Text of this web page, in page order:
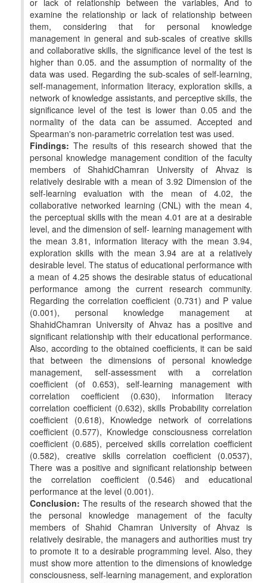
examine the relationship or lack of relationship between
them, considering that for personal knowledge
management in general and sub-scales of creative skills
and collaborative skills, the significance level of the test is
higher than 0.05. and the assumption of normality of the
data was used. Regarding the sub-scales of self-learning,
self-management, information literacy, exploration skills, a
network of knowledge assistants, and perceptive skills, the
significance level of the test is lower than 0.05 and the
normality of the data can be assumed. Accepted and
Spearman's non-parametric correlation test was used.
Findings: The results of this research showed that the
personal knowledge management condition of the faculty
members of ShahidChamran University of Ahvaz is
relatively desirable with a mean of 3.92 Dimension of the
self-learning evaluation with the mean of 4.02, the
collaborative networked learning (CNL) with the mean 4,
the perceptual skills with the mean 4.01 are at a desirable
level, and the dimension of self- learning management with
the mean 3.81, information literacy with the mean 3.94,
exploration skills with the mean 3.94 are at a relatively
desirable level. The status of educational performance with
a mean of 4.25 shows the desirable status of educational
performance among the current research community.
Regarding the correlation coefficient (0.731) and P value
(0.001), personal knowledge management at
ShahidChamran University of Ahvaz has a positive and
significant relationship with their educational performance.
Also, according to the obtained coefficients, it can be said
that between the dimensions of personal knowledge
management, self-assessment with a correlation
coefficient (of 0.653), self-learning management with
correlation coefficient (0.630), information literacy
correlation coefficient (0.632), skills Probability correlation
coefficient (0.618), Knowledge network of correlations
coefficient (0.577), Knowledge consciousness correlation
coefficient (0.685), perceived skills correlation coefficient
(0.582), creative skills correlation coefficient (0.0537),
There was a positive and significant relationship between
the correlation coefficient (0.546) and educational
performance at the level (0.001).
Conclusion: The results of the research showed that the
the personal knowledge management of the faculty
members of Shahid Chamran University of Ahvaz is
relatively desirable, the managers and authorities must try
to promote it to a desirable programming level. Also, they
must show more attention to the dimensions of knowledge
consciousness, self-learning management, and exploration